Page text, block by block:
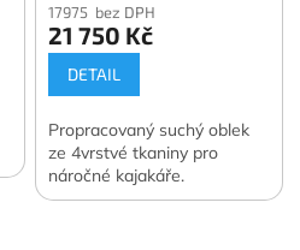
17975 bez DPH
21 750 Kč
DETAIL
Propracovaný suchý oblek
ze 4vrstvé tkaniny pro
náročné kajakáře.